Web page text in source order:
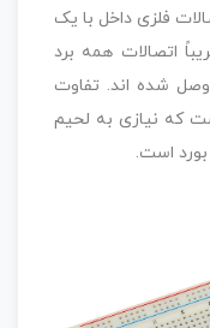
فلزی داخل با یک
اتصالات همه برد
شده اند. تفاوت
که نیازی به لحیم
بورد است.